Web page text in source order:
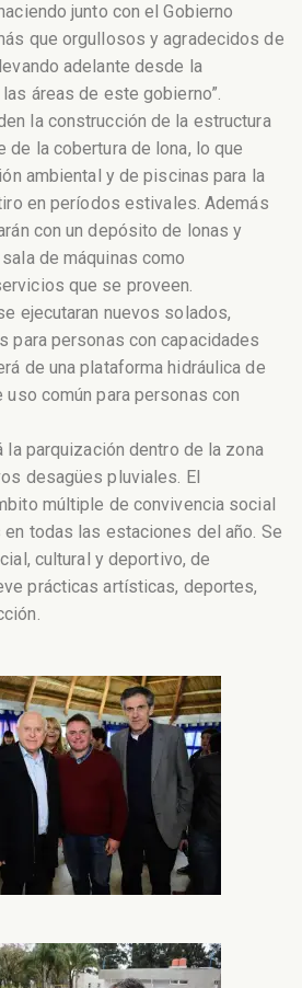
junto con el Gobierno
que orgullosos y agradecidos de
adelante desde la
áreas de este gobierno”.
la construcción de la estructura
la cobertura de lona, lo que
ambiental y de piscinas para la
en períodos estivales. Además
con un depósito de lonas y
de máquinas como
que se proveen.
ejecutaran nuevos solados,
para personas con capacidades
de una plataforma hidráulica de
común para personas con
parquización dentro de la zona
desagües pluviales. El
múltiple de convivencia social
todas las estaciones del año. Se
cultural y deportivo, de
prácticas artísticas, deportes,